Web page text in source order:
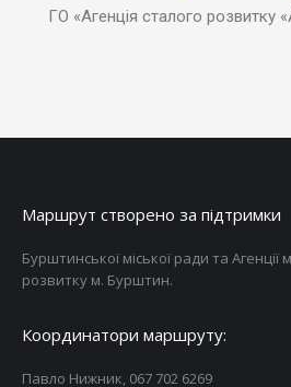
ГО «Агенція сталого розвитку
Маршрут створено за підтримки
Бурштинської міської ради та Агенції
розвитку м. Бурштин.
Координатори маршруту:
Павло Нижник, 067 702 6269